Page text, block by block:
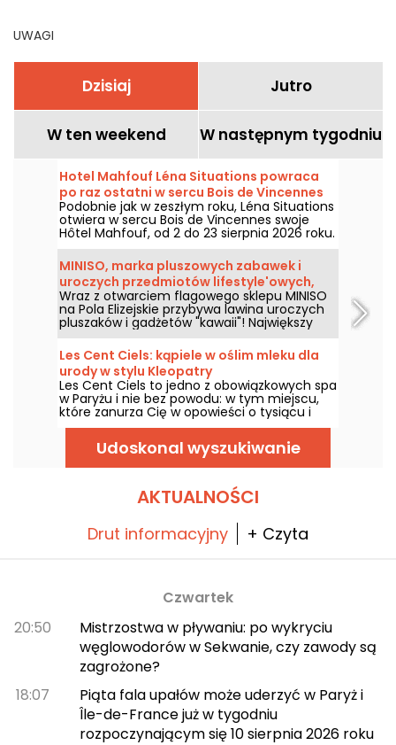
UWAGI
Dzisiaj Jutro
W ten weekend W następnym tygodniu
Hotel Mahfouf Léna Situations powraca
po raz ostatni w sercu Bois de Vincennes
Podobnie jak w zeszłym roku, Léna Situations
otwiera w sercu Bois de Vincennes swoje
Hôtel Mahfouf, od 2 do 23 sierpnia 2026 roku.
To chill-owe, letnie miejsce, w którym królują
sierpniowe vloga, zakupy, wegańskie
smakoły i relaks, z delikatną nutą nostalgii.
MINISO, marka pluszowych zabawek i
uroczych przedmiotów lifestyle'owych,
otwiera sklep na Polach Elizejskich.
Wraz z otwarciem flagowego sklepu MINISO
na Pola Elizejskie przybywa lawina uroczych
pluszaków i gadżetów "kawaii"! Największy
sklep marki lifestyle'owej zaprasza fanów
pluszowych zabawek i zagorzałych
kolekcjonerów do (ponownego) odkrycia jej
produktów, którym nie można się oprzeć,
poprzez szeroką gamę wszechświatów i
kolaboracji. Otwarcie w najbliższą sobotę 22
czerwca 2024 roku!
Les Cent Ciels: kąpiele w oślim mleku dla
urody w stylu Kleopatry
Les Cent Ciels to jedno z obowiązkowych spa
w Paryżu i nie bez powodu: w tym miejscu,
które zanurza Cię w opowieści o tysiącu i
jednej nocy, masz szansę wypróbować
sztuczkę piękności Kleopatry: kąpiel w oślim
mleku.Udoskonal wyszukiwanie
AKTUALNOŚCI
Drut informacyjny + Czyta
Czwartek
20:50
Mistrzostwa w pływaniu: po wykryciu
węglowodorów w Sekwanie, czy zawody są
zagrożone?
18:07
Piąta fala upałów może uderzyć w Paryż i
Île-de-France już w tygodniu
rozpoczynającym się 10 sierpnia 2026 roku